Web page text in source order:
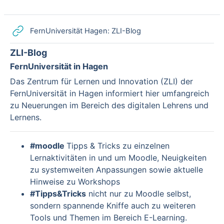
FernUniversität Hagen: ZLI-Blog
ZLI-Blog
FernUniversität in Hagen
Das Zentrum für Lernen und Innovation (ZLI) der
FernUniversität in Hagen informiert hier umfangreich
zu Neuerungen im Bereich des digitalen Lehrens und
Lernens.
#moodle Tipps & Tricks zu einzelnen
Lernaktivitäten in und um Moodle, Neuigkeiten
zu systemweiten Anpassungen sowie aktuelle
Hinweise zu Workshops
#Tipps&Tricks nicht nur zu Moodle selbst,
sondern spannende Kniffe auch zu weiteren
Tools und Themen im Bereich E-Learning.